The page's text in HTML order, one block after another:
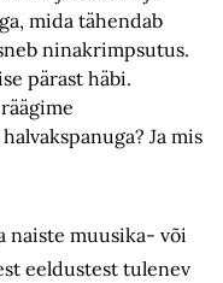
mida tähendab
ninakrimpsutus.
pärast häbi.
Ja mis
naiste muusika- või
eeldustest tulenev